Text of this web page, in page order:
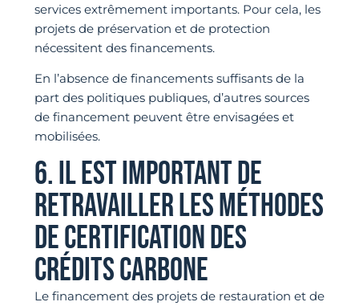
services extrêmement importants. Pour cela, les
projets de préservation et de protection
nécessitent des financements.
En l’absence de financements suffisants de la
part des politiques publiques, d’autres sources
de financement peuvent être envisagées et
mobilisées.
6. IL EST IMPORTANT DE
RETRAVAILLER LES MÉTHODES
DE CERTIFICATION DES
CRÉDITS CARBONE
Le financement des projets de restauration et de